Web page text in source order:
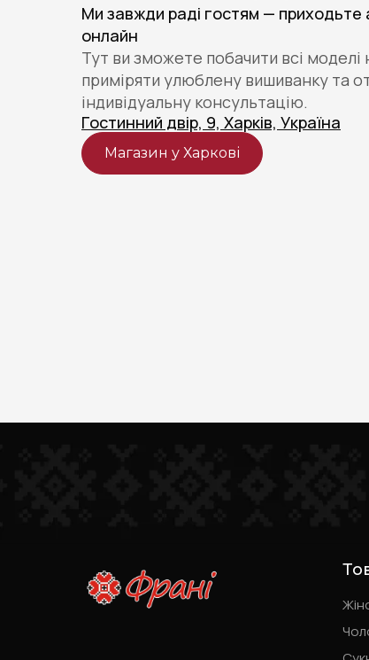
Ми завжди раді гостям — приходьте
онлайн
Тут ви зможете побачити всі моделі
приміряти улюблену вишиванку та
індивідуальну консультацію.
Гостинний двір, 9, Харків, Україна
Магазин у Харкові